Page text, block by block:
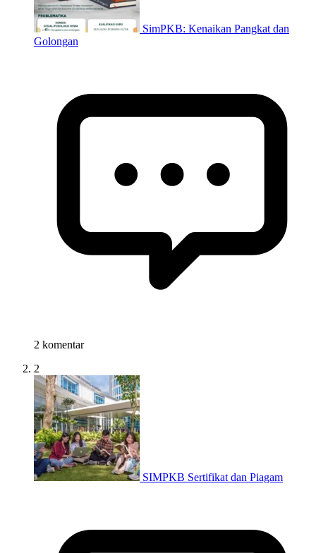
SimPKB: Kenaikan Pangkat dan
Golongan
2 komentar
2
SIMPKB Sertifikat dan Piagam